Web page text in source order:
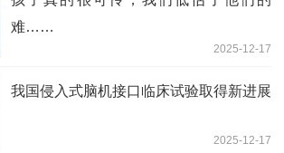
难……
2025-12-17
我国侵入式脑机接口临床试验取得新进展
2025-12-17